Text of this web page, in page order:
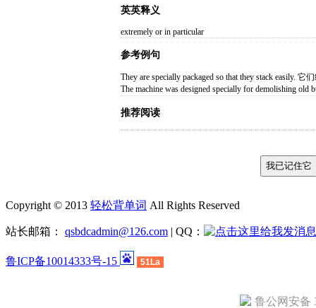
英英释义
extremely or in particular
参考例句
They are specially packaged so that they stack easily.
The machine was designed specially for demolishing
推荐阅读
Copyright © 2013 轻松背单词 All Rights Reserved
站长邮箱： qsbdcadmin@126.com | QQ：
鲁ICP备10014333号-15 51La
鲁公网安备